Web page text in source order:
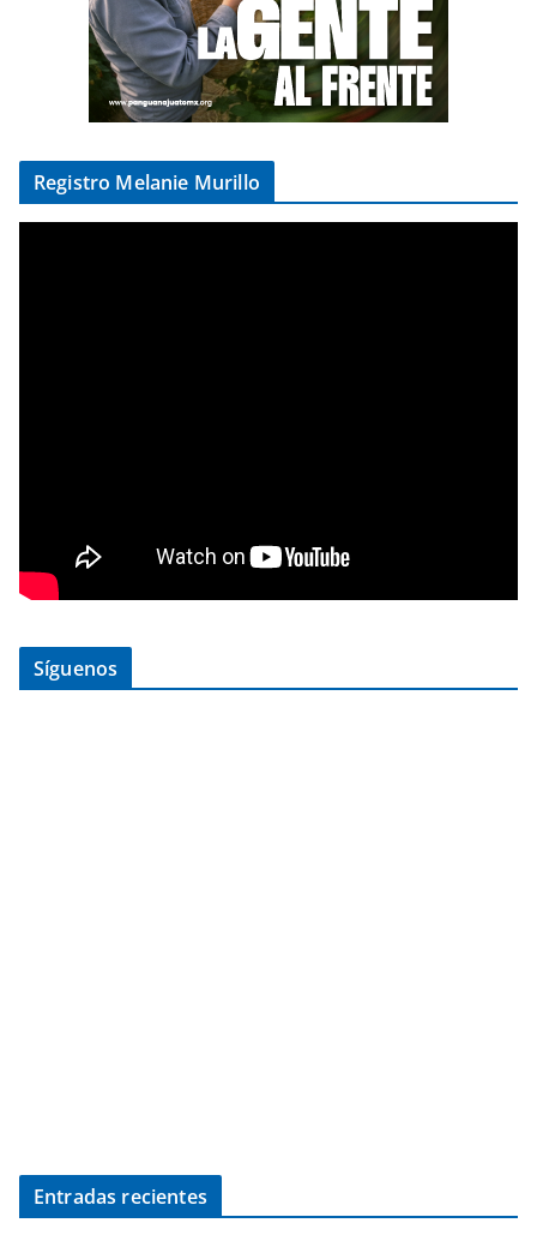
Registro Melanie Murillo
Síguenos
Entradas recientes